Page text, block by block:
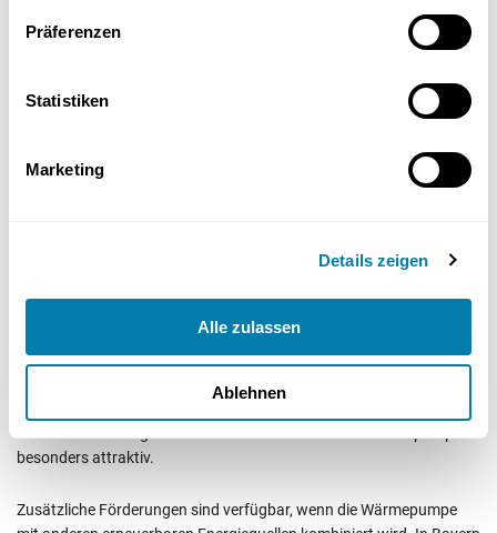
Präferenzen
Statistiken
Marketing
Details zeigen
Alle zulassen
Ablehnen
Beispielsweise können die Kosten für die Bohrungen, die für die
ist ratsam, sich im Vorfeld über die genauen Kosten und möglichen
Förderungen zu informieren, um eine fundierte Entscheidung treffen
unterstützen. Diese Programme ermöglichen Zuschüsse von bis zu
70 % der Anschaffungskosten, wodurch die effektiven Kosten
erheblich sinken können. Die Kombination dieser
besonders attraktiv.
Zusätzliche Förderungen sind verfügbar, wenn die Wärmepumpe